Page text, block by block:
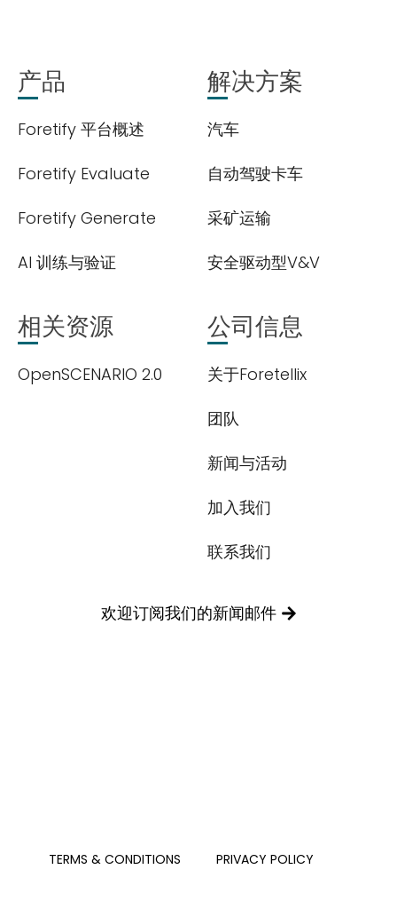
产品
Foretify 平台概述
Foretify Evaluate
Foretify Generate
AI 训练与验证
解决方案
汽车
自动驾驶卡车
采矿运输
安全驱动型V&V
相关资源
OpenSCENARIO 2.0
公司信息
关于Foretellix
团队
新闻与活动
加入我们
联系我们
欢迎订阅我们的新闻邮件
TERMS & CONDITIONS PRIVACY POLICY